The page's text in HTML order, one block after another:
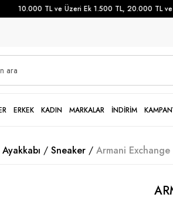
10.000 TL ve Üzeri Ek 1.500 TL, 20.000 TL ve
ERKEK KADIN MARKALAR İNDİRİM
Ayakkabı Sneaker Armani Exchange